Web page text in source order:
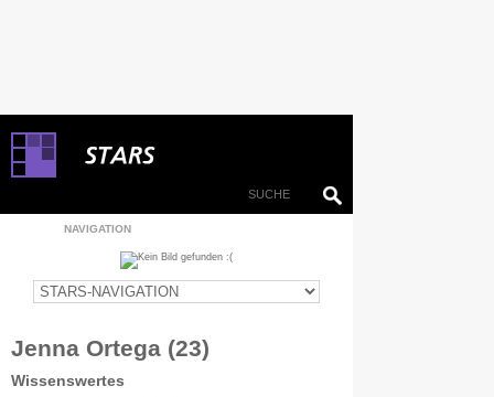
NAVIGATION
Jenna Ortega (23)
Wissenswertes